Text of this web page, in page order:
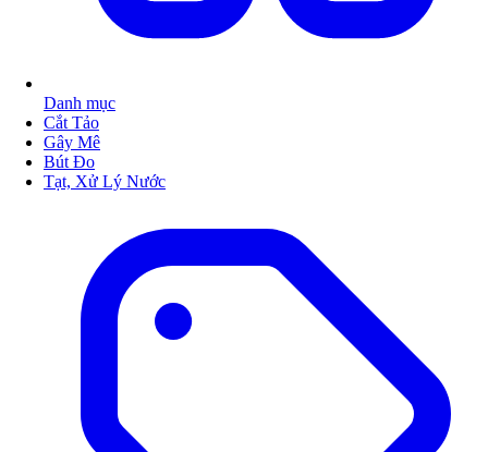
Danh mục
Cắt Tảo
Gây Mê
Bút Đo
Tạt, Xử Lý Nước